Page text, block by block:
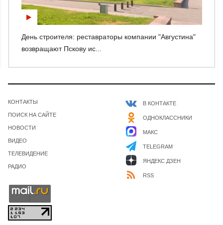
День строителя: реставраторы компании "Августина"
возвращают Пскову ис...
КОНТАКТЫ
ПОИСК НА САЙТЕ
НОВОСТИ
ВИДЕО
ТЕЛЕВИДЕНИЕ
РАДИО
В КОНТАКТЕ
ОДНОКЛАССНИКИ
МАКС
TELEGRAM
ЯНДЕКС ДЗЕН
RSS